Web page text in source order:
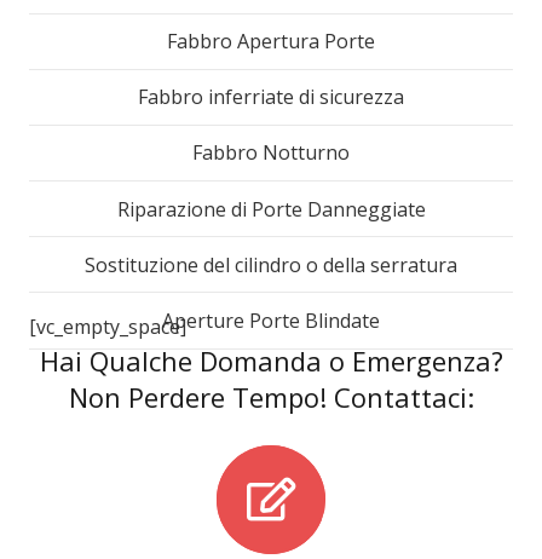
Fabbro Apertura Porte
Fabbro inferriate di sicurezza
Fabbro Notturno
Riparazione di Porte Danneggiate
Sostituzione del cilindro o della serratura
Aperture Porte Blindate
[vc_empty_space]
Hai Qualche Domanda o Emergenza?
Non Perdere Tempo! Contattaci: